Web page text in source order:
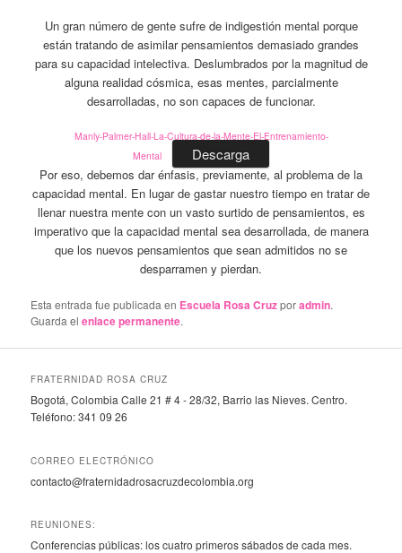
Un gran número de gente sufre de indigestión mental porque
están tratando de asimilar pensamientos demasiado grandes
para su capacidad intelectiva. Deslumbrados por la magnitud de
alguna realidad cósmica, esas mentes, parcialmente
desarrolladas, no son capaces de funcionar.
Manly-Palmer-Hall-La-Cultura-de-la-Mente-El-Entrenamiento-
Mental
Descarga
Por eso, debemos dar énfasis, previamente, al problema de la
capacidad mental. En lugar de gastar nuestro tiempo en tratar de
llenar nuestra mente con un vasto surtido de pensamientos, es
imperativo que la capacidad mental sea desarrollada, de manera
que los nuevos pensamientos que sean admitidos no se
desparramen y pierdan.
Esta entrada fue publicada en Escuela Rosa Cruzporadmin.
Guarda elenlace permanente.
FRATERNIDAD ROSA CRUZ
Bogotá, Colombia Calle 21 # 4 - 28/32, Barrio las Nieves. Centro.
Teléfono: 341 09 26
CORREO ELECTRÓNICO
contacto@fraternidadrosacruzdecolombia.org
REUNIONES:
Conferencias públicas: los cuatro primeros sábados de cada mes.